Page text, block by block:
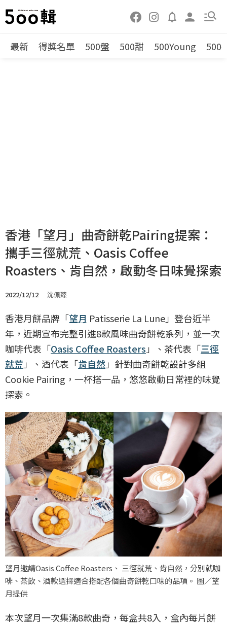
最新 得獎名單 500盤 500甜 500Young 500
香港「望月」曲奇餅乾Pairing提案：
攜手三徑就荒、Oasis Coffee
Roasters、肯自然，啟動冬日味覺探索
2022/12/12 沈佩臻
香港月餅品牌「望月 Patisserie La Lune」登台近半
年，近期宣布完整引進8款風味曲奇餅乾系列，並一次
咖啡代表「Oasis Coffee Roasters 」、茶代表「三徑
就荒 」、酒代表「肯自然 」針對曲奇餅乾設計多組
Cookie Pairing，一杯搭一品，悠悠啟動日常裡的味覺
探索。
望月邀請Oasis Coffee Roasters、 三徑就荒、肯自然，分別就咖
啡、茶飲、酒款選擇適合搭配各個曲奇餅乾口味的品項。 圖／望
月提供
本次望月一次集滿8款曲奇，每盒共8入，盒內每片餅